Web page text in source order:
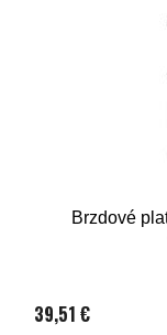
Brzdové
39,51 €